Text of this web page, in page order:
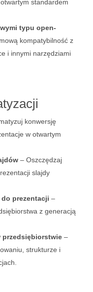
standardem
typu open-
kompatybilność z
i innymi narzędziami
konwersję
w otwartym
– Oszczędzaj
slajdy
do prezentacji –
z generacją
przedsiębiorstwie –
strukturze i